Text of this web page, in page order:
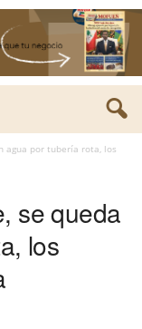
agua por tubería rota, los
se queda
los